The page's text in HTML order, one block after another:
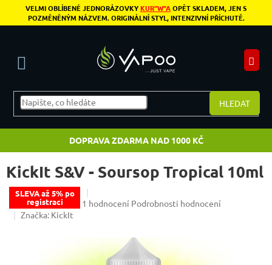
Přejít na obsah
VELMI OBLÍBENÉ JEDNORÁZOVKYKUR"W"AOPĚT SKLADEM, JEN S
POZMĚNĚNÝM NÁZVEM. ORIGINÁLNÍ STYL, INTENZIVNÍ PŘÍCHUTĚ.
HLEDAT
DOPRAVA ZDARMA NAD 1000 KČ
KickIt S&V - Soursop Tropical 10ml
SLEVA až 5% po
registraci
Průměrné hodnocení produktu je 5,0 z 5
1 hodnocení Podrobnosti hodnocení
Značka: KickIt